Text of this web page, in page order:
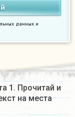
данных и
1. Прочитай и
на места